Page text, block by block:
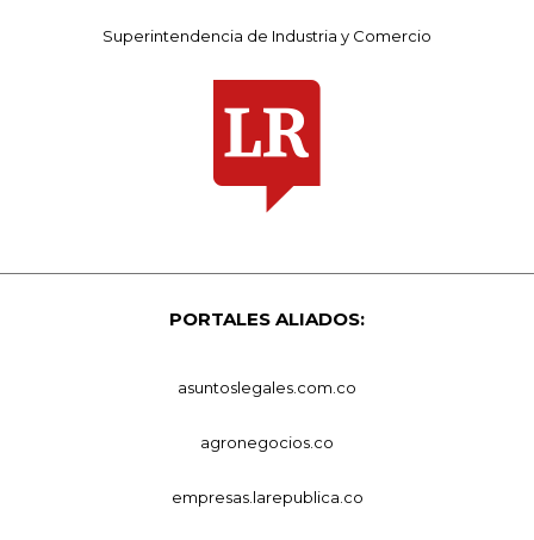
Superintendencia de Industria y Comercio
PORTALES ALIADOS:
asuntoslegales.com.co
agronegocios.co
empresas.larepublica.co